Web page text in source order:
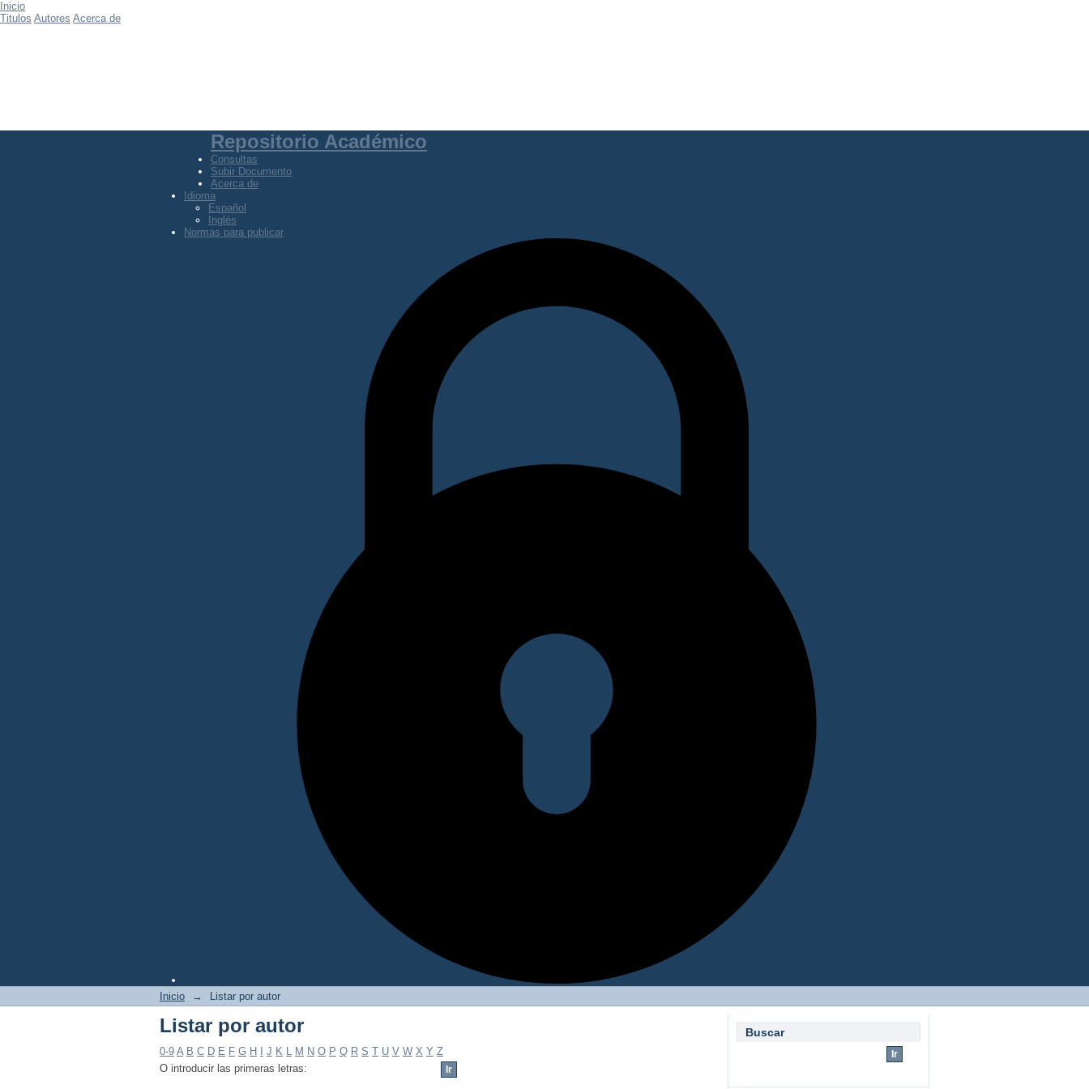
Inicio
Titulos Autores Acerca de
Repositorio Académico
Consultas
Subir Documento
Acerca de
Idioma
Español
Inglés
Normas para publicar
Inicio → Listar por autor
Listar por autor
0-9 A B C D E F G H J K L M N O P Q R S T U V W X Y Z
O introducir las primeras letras:
Buscar